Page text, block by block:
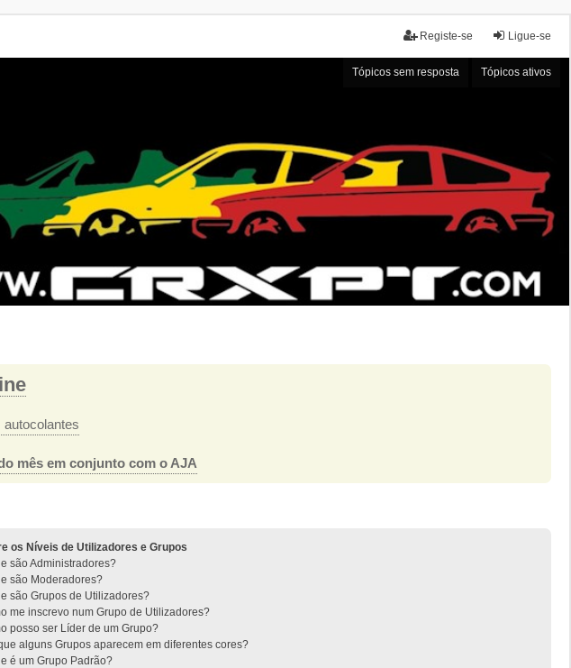
Ligue-se
Registe-se
Tópicos sem resposta Tópicos ativos
autocolantes
mês em conjunto com o AJA
os Níveis de Utilizadores e Grupos
são Administradores?
são Moderadores?
são Grupos de Utilizadores?
me inscrevo num Grupo de Utilizadores?
posso ser Líder de um Grupo?
alguns Grupos aparecem em diferentes cores?
é um Grupo Padrão?